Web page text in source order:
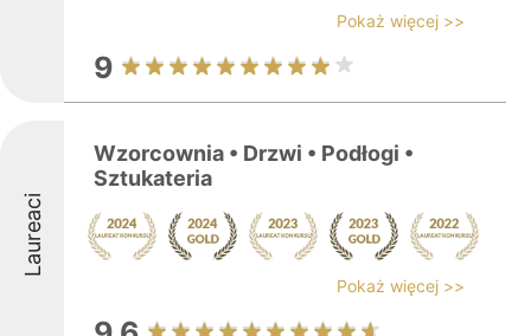
Pokaż więcej >>
9
Laureaci
Wzorcownia • Drzwi • Podłogi •
Sztukateria
Pokaż więcej >>